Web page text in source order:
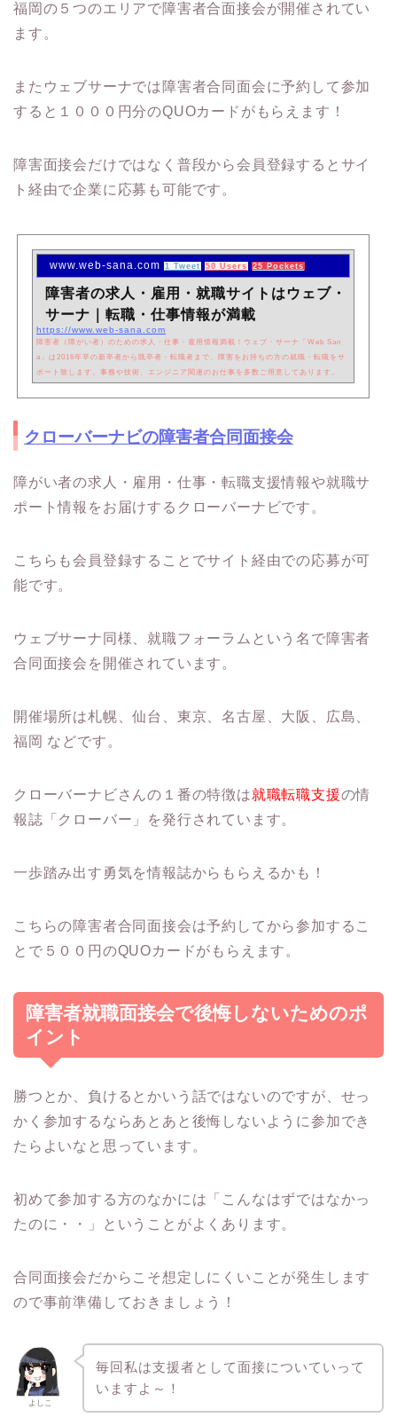
福岡の５つのエリアで障害者合面接会が開催されてい
ます。
またウェブサーナでは障害者合同面会に予約して参加
すると１０００円分のQUOカードがもらえます！
障害面接会だけではなく普段から会員登録するとサイ
ト経由で企業に応募も可能です。
www.web-sana.com 1 Tweet 50 Users 25 Pockets
障害者の求人・雇用・就職サイトはウェブ・
サーナ｜転職・仕事情報が満載
https://www.web-sana.com
障害者（障がい者）のための求人・仕事・雇用情報満載！ウェブ・サーナ「Web San
a」は2016年卒の新卒者から既卒者・転職者まで、障害をお持ちの方の就職・転職をサ
ポート致します。事務や技術、エンジニア関連のお仕事を多数ご用意してあります。
クローバーナビの障害者合同面接会
障がい者の求人・雇用・仕事・転職支援情報や就職サ
ポート情報をお届けするクローバーナビです。
こちらも会員登録することでサイト経由での応募が可
能です。
ウェブサーナ同様、就職フォーラムという名で障害者
合同面接会を開催されています。
開催場所は札幌、仙台、東京、名古屋、大阪、広島、
福岡 などです。
クローバーナビさんの１番の特徴は就職転職支援の情
報誌「クローバー」を発行されています。
一歩踏み出す勇気を情報誌からもらえるかも！
こちらの障害者合同面接会は予約してから参加するこ
とで５００円のQUOカードがもらえます。
障害者就職面接会で後悔しないためのポ
イント
勝つとか、負けるとかいう話ではないのですが、せっ
かく参加するならあとあと後悔しないように参加でき
たらよいなと思っています。
初めて参加する方のなかには「こんなはずではなかっ
たのに・・」ということがよくあります。
合同面接会だからこそ想定しにくいことが発生します
ので事前準備しておきましょう！
よしこ
毎回私は支援者として面接についていって
いますよ～！